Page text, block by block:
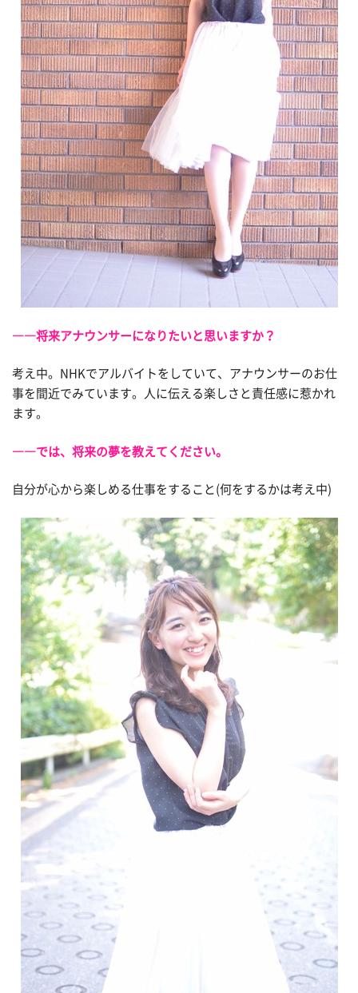
――将来アナウンサーになりたいと思いますか？
考え中。NHKでアルバイトをしていて、アナウンサーのお仕
事を間近でみています。人に伝える楽しさと責任感に惹かれ
ます。
――では、将来の夢を教えてください。
自分が心から楽しめる仕事をすること(何をするかは考え中)